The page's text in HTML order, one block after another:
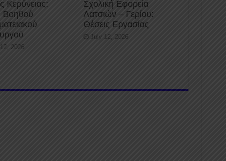
Κερύνειας:
Βοηθού
2026
Σχολική Εφορεία
Λατσιών – Γερίου:
Θέσεις Εργασίας
July 12, 2026